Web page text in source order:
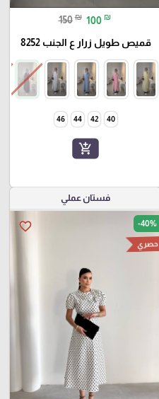
150 ₪ 100 ₪
قميص طويل زرار ع الجنب 8252
40
42
44
46
add_shopping_cart
فستان عملي
favorite_border -40%
حصري